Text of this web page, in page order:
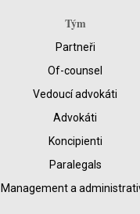
Tým
Partneři
Of-counsel
Vedoucí advokáti
Advokáti
Koncipienti
Paralegals
Management a